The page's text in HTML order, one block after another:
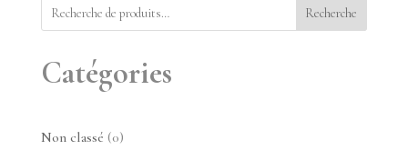
Recherche
Catégories
Non classé 00